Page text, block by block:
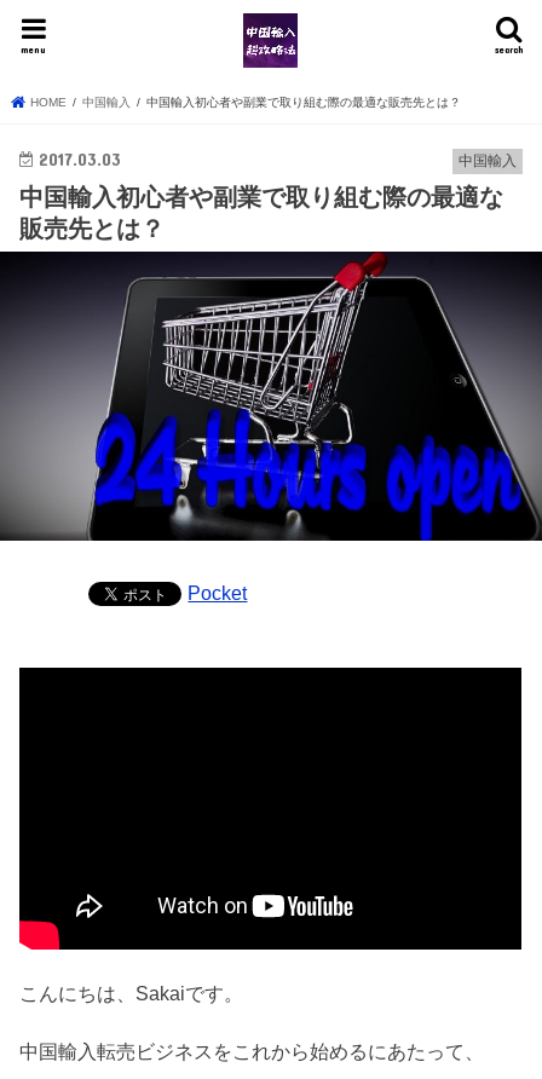
search
menu
HOME 中国輸入 中国輸入初心者や副業で取り組む際の最適な販売先とは？
中国輸入
2017.03.03
中国輸入初心者や副業で取り組む際の最適な
販売先とは？
Pocket
こんにちは、Sakaiです。
中国輸入転売ビジネスをこれから始めるにあたって、